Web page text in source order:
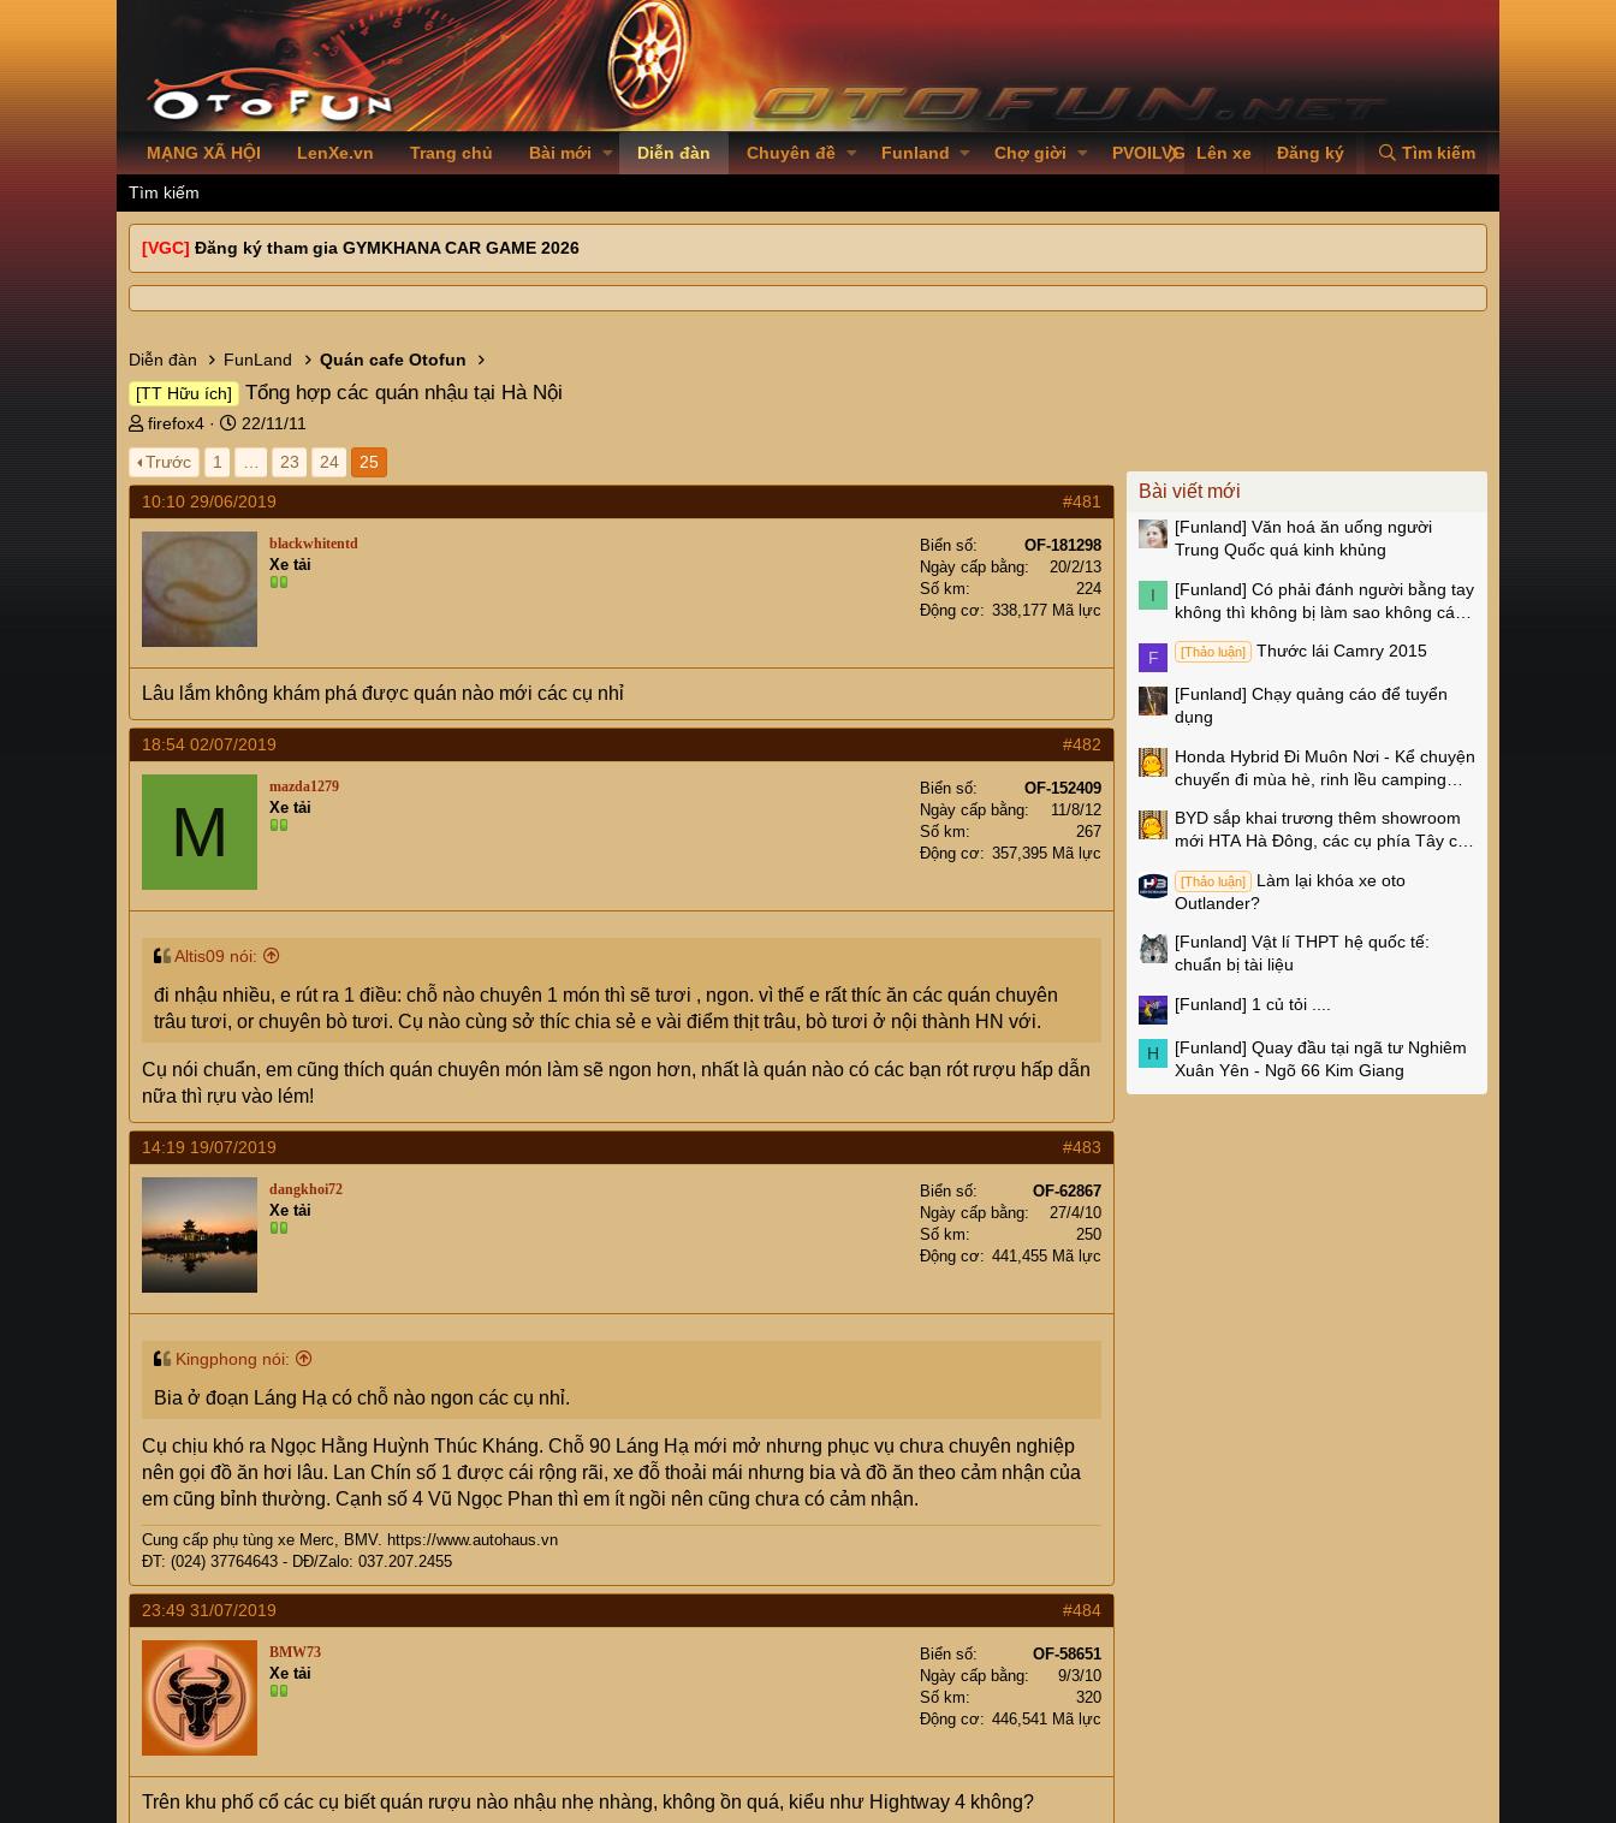
MẠNG XÃ HỘI LenXe.vn Trang chủ Bài mới Diễn đàn Chuyên đề Funland Chợ giời PVOILVGC2026
Lên xe Đăng ký Tìm kiếm
Tìm kiếm
[VGC] Đăng ký tham gia GYMKHANA CAR GAME 2026
Diễn đàn FunLand Quán cafe Otofun
[TT Hữu ích] Tổng hợp các quán nhậu tại Hà Nội
T
h
r
e
a
d
s
a
r
t
e
r
firefox4
N
g
à
y
g
ử
i
22/11/11
Trước
1 23 24 25
10:10 29/06/2019 #481
blackwhitentd
Xe tải
Biển số
OF-181298
Ngày cấp bằng
20/2/13
Số km
224
Động cơ
338,177 Mã lực
Lâu lắm không khám phá được quán nào mới các cụ nhỉ
18:54 02/07/2019 #482
M
mazda1279
Xe tải
Biển số
OF-152409
Ngày cấp bằng
11/8/12
Số km
267
Động cơ
357,395 Mã lực
Altis09 nói:
đi nhậu nhiều, e rút ra 1 điều: chỗ nào chuyên 1 món thì sẽ tươi , ngon. vì thế e rất thíc ăn các quán chuyên
trâu tươi, or chuyên bò tươi. Cụ nào cùng sở thíc chia sẻ e vài điểm thịt trâu, bò tươi ở nội thành HN với.
Cụ nói chuẩn, em cũng thích quán chuyên món làm sẽ ngon hơn, nhất là quán nào có các bạn rót rượu hấp dẫn
nữa thì rựu vào lém!
14:19 19/07/2019 #483
dangkhoi72
Xe tải
Biển số
OF-62867
Ngày cấp bằng
27/4/10
Số km
250
Động cơ
441,455 Mã lực
Kingphong nói:
Bia ở đoạn Láng Hạ có chỗ nào ngon các cụ nhỉ.
Cụ chịu khó ra Ngọc Hằng Huỳnh Thúc Kháng. Chỗ 90 Láng Hạ mới mở nhưng phục vụ chưa chuyên nghiệp
nên gọi đồ ăn hơi lâu. Lan Chín số 1 được cái rộng rãi, xe đỗ thoải mái nhưng bia và đồ ăn theo cảm nhận của
em cũng bỉnh thường. Cạnh số 4 Vũ Ngọc Phan thì em ít ngồi nên cũng chưa có cảm nhận.
Cung cấp phụ tùng xe Merc, BMV. https://www.autohaus.vn
ĐT: (024) 37764643 - DĐ/Zalo: 037.207.2455
23:49 31/07/2019 #484
BMW73
Xe tải
Biển số
OF-58651
Ngày cấp bằng
9/3/10
Số km
320
Động cơ
446,541 Mã lực
Trên khu phố cổ các cụ biết quán rượu nào nhậu nhẹ nhàng, không ồn quá, kiểu như Hightway 4 không?
Bài viết mới
[Funland] Văn hoá ăn uống người
Trung Quốc quá kinh khủng
I [Funland] Có phải đánh người bằng tay
không thì không bị làm sao không các
F
[Thảo luận] Thước lái Camry 2015
[Funland] Chạy quảng cáo để tuyển
dụng
Honda Hybrid Đi Muôn Nơi - Kể chuyện
chuyến đi mùa hè, rinh lều camping
BYD sắp khai trương thêm showroom
mới HTA Hà Đông, các cụ phía Tây có
[Thảo luận]
Làm lại khóa xe oto
Outlander?
[Funland] Vật lí THPT hệ quốc tế:
chuẩn bị tài liệu
[Funland] 1 củ tỏi ....
H [Funland] Quay đầu tại ngã tư Nghiêm
Xuân Yên - Ngõ 66 Kim Giang